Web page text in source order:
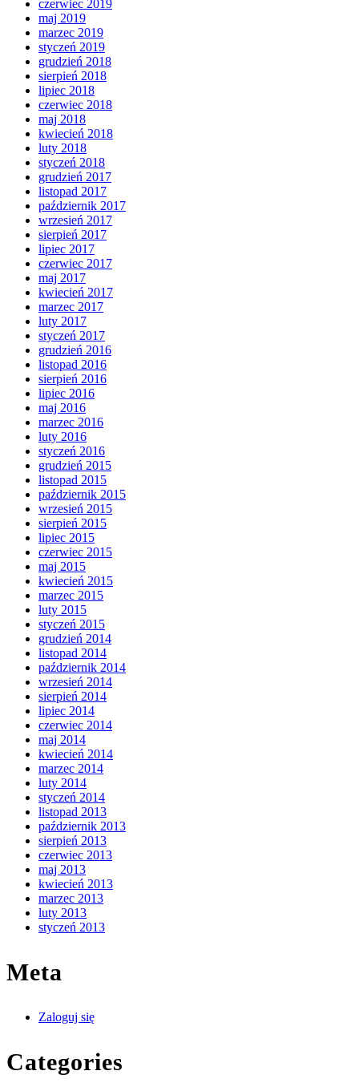
czerwiec 2019
maj 2019
marzec 2019
styczeń 2019
grudzień 2018
sierpień 2018
lipiec 2018
czerwiec 2018
maj 2018
kwiecień 2018
luty 2018
styczeń 2018
grudzień 2017
listopad 2017
październik 2017
wrzesień 2017
sierpień 2017
lipiec 2017
czerwiec 2017
maj 2017
kwiecień 2017
marzec 2017
luty 2017
styczeń 2017
grudzień 2016
listopad 2016
sierpień 2016
lipiec 2016
maj 2016
marzec 2016
luty 2016
styczeń 2016
grudzień 2015
listopad 2015
październik 2015
wrzesień 2015
sierpień 2015
lipiec 2015
czerwiec 2015
maj 2015
kwiecień 2015
marzec 2015
luty 2015
styczeń 2015
grudzień 2014
listopad 2014
październik 2014
wrzesień 2014
sierpień 2014
lipiec 2014
czerwiec 2014
maj 2014
kwiecień 2014
marzec 2014
luty 2014
styczeń 2014
listopad 2013
październik 2013
sierpień 2013
czerwiec 2013
maj 2013
kwiecień 2013
marzec 2013
luty 2013
styczeń 2013
Meta
Zaloguj się
Categories